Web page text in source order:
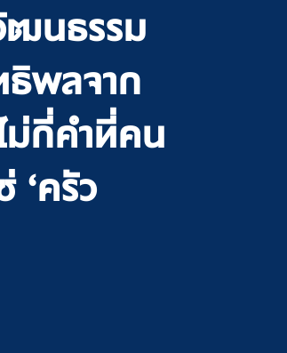
ฒนธรรม
ธิพลจาก
ม่กี่คำที่คน
‘ครัว